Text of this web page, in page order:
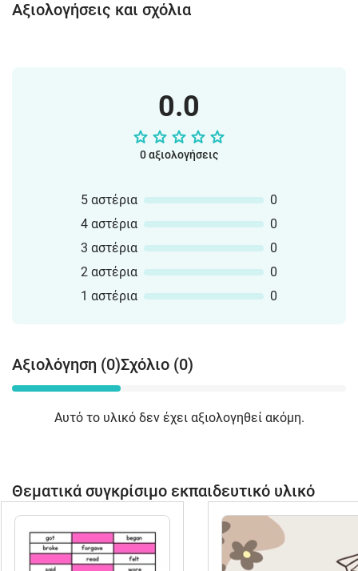
Αξιολογήσεις και σχόλια
0.0
0 αξιολογήσεις
5 αστέρια
0
4 αστέρια
0
3 αστέρια
0
2 αστέρια
0
1 αστέρια
0
Αξιολόγηση (0)Σχόλιο (0)
Αυτό το υλικό δεν έχει αξιολογηθεί ακόμη.
Θεματικά συγκρίσιμο εκπαιδευτικό υλικό